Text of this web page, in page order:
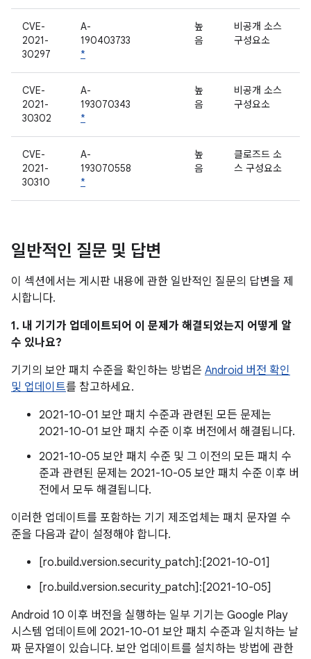
CVE-
2021-
30297
A-
190403733
*
높
음
비공개 소스
구성요소
CVE-
2021-
30302
A-
193070343
*
높
음
비공개 소스
구성요소
CVE-
2021-
30310
A-
193070558
*
높
음
클로즈드 소
스 구성요소
일반적인 질문 및 답변
이 섹션에서는 게시판 내용에 관한 일반적인 질문의 답변을 제
시합니다.
1. 내 기기가 업데이트되어 이 문제가 해결되었는지 어떻게 알
수 있나요?
기기의 보안 패치 수준을 확인하는 방법은 Android 버전 확인
및 업데이트를 참고하세요.
2021-10-01 보안 패치 수준과 관련된 모든 문제는
2021-10-01 보안 패치 수준 이후 버전에서 해결됩니다.
2021-10-05 보안 패치 수준 및 그 이전의 모든 패치 수
준과 관련된 문제는 2021-10-05 보안 패치 수준 이후 버
전에서 모두 해결됩니다.
이러한 업데이트를 포함하는 기기 제조업체는 패치 문자열 수
준을 다음과 같이 설정해야 합니다.
[ro.build.version.security_patch]:[2021-10-01]
[ro.build.version.security_patch]:[2021-10-05]
Android 10 이후 버전을 실행하는 일부 기기는 Google Play
시스템 업데이트에 2021-10-01 보안 패치 수준과 일치하는 날
짜 문자열이 있습니다. 보안 업데이트를 설치하는 방법에 관한